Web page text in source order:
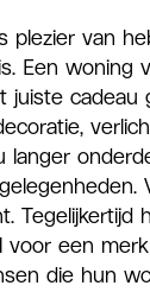
van
Een woning
juiste cadeau
een
die hun